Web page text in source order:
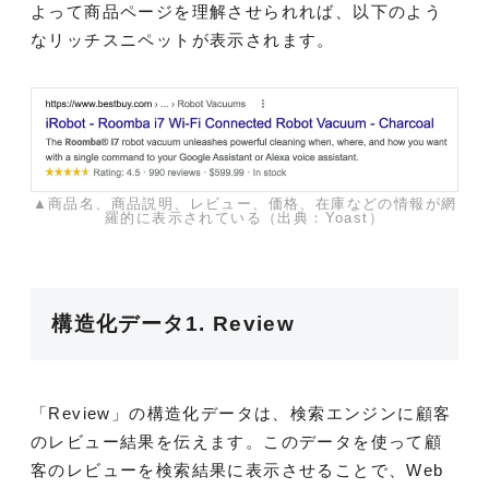
よって商品ページを理解させられれば、以下のよう
なリッチスニペットが表示されます。
▲商品名、商品説明、レビュー、価格、在庫などの情報が網
羅的に表示されている（出典：Yoast）
構造化データ1. Review
「Review」の構造化データは、検索エンジンに顧客
のレビュー結果を伝えます。このデータを使って顧
客のレビューを検索結果に表示させることで、Web